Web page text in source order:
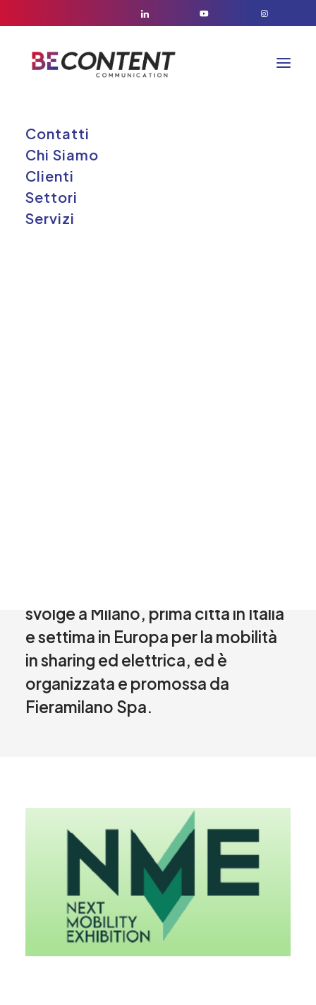
Contatti
Chi Siamo
Clienti
Settori
Servizi
CLIENTE:
svolge a Milano, prima città in Italia
e settima in Europa per la mobilità
in sharing ed elettrica, ed è
organizzata e promossa da
Fieramilano Spa.